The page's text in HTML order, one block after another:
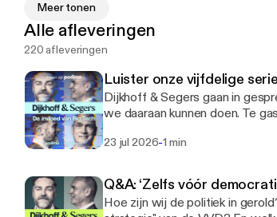
Iedere donderdag bespreken ze de
verloopt de verkiezingscampagne? En
Op zondag duiken Dijkhoff & Segers
met lijsttrekkers, campagnestrategen
Klaas Dijkhoff was fractievoorzitter,
namens de VVD. Hij is oprichter van
Gert-Jan Segers was partijleider,
strategisch adviseur voor NGO’s en
Meer tonen
Alle afleveringen
220 afleveringen
Luister onze vijfdelige
Dijkhoff & Segers gaan in
we daaraan kunnen doen. Te
handen geglipt? En hebben we
beluisteren op Podimo. https://share.podimo.com/playlist/779b0a32-7ee6-43d7-86fa-
93090ccdb83f
23 jul 2026-1 min
Q&A: ‘Zelfs vóór
Hoe zijn wij de politiek in